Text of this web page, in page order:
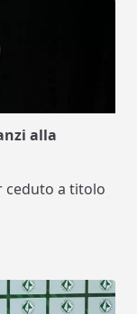
alla
ceduto a titolo